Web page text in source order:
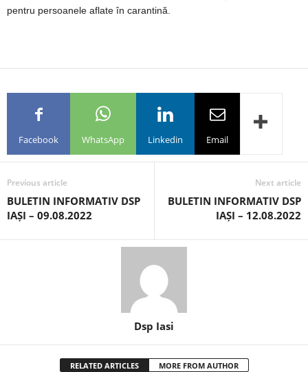
pentru persoanele aflate în carantină.
Facebook WhatsApp Linkedin Email
Previous article
BULETIN INFORMATIV DSP
IAȘI – 09.08.2022
Next article
BULETIN INFORMATIV DSP
IAȘI – 12.08.2022
Dsp Iasi
RELATED ARTICLES MORE FROM AUTHOR